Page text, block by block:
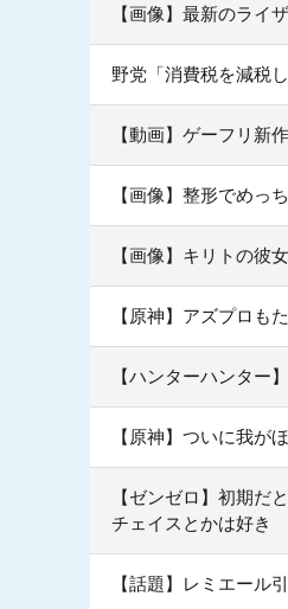
【画像】最新のライ
野党「消費税を減税
【動画】ゲーフリ新
【画像】整形でめっ
【画像】キリトの彼
【原神】アズプロも
【ハンターハンター
【原神】ついに我が
【ゼンゼロ】初期だ
チェイスとかは好き
【話題】レミエール